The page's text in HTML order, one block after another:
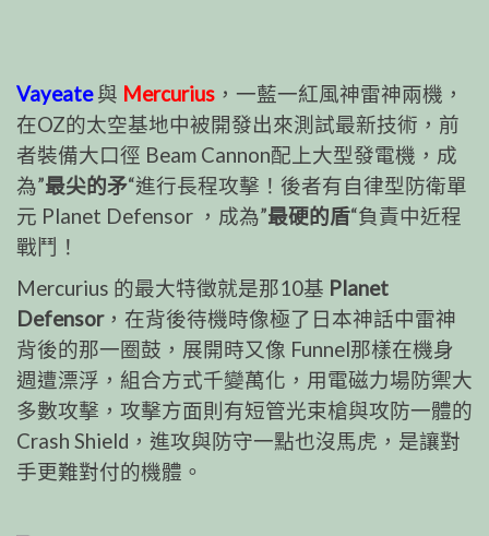
Vayeate 與 Mercurius ，一藍一紅風神雷神兩機，
在OZ的太空基地中被開發出來測試最新技術，前
者裝備大口徑 Beam Cannon配上大型發電機，成
為”最尖的矛“進行長程攻擊！後者有自律型防衛單
元 Planet Defensor ，成為”最硬的盾“負責中近程
戰鬥！
Mercurius 的最大特徵就是那10基 Planet
Defensor，在背後待機時像極了日本神話中雷神
背後的那一圈鼓，展開時又像 Funnel那樣在機身
週遭漂浮，組合方式千變萬化，用電磁力場防禦大
多數攻擊，攻擊方面則有短管光束槍與攻防一體的
Crash Shield，進攻與防守一點也沒馬虎，是讓對
手更難對付的機體。